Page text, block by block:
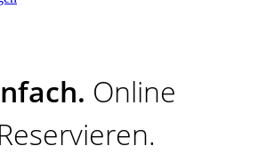
Online
Reservieren.